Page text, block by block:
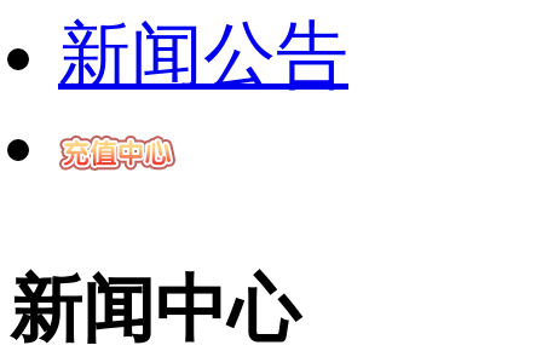
新闻公告
新闻中心